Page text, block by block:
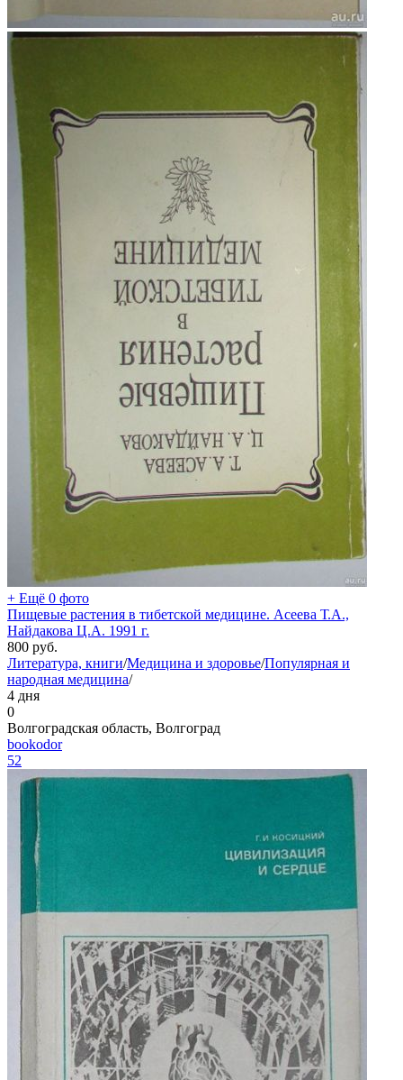
+ Ещё 0 фото
Пищевые растения в тибетской медицине. Асеева Т.А.,
Найдакова Ц.А. 1991 г.
800 руб.
Литература, книги/Медицина и здоровье/Популярная и
народная медицина/
4 дня
0
Волгоградская область, Волгоград
bookodor
52